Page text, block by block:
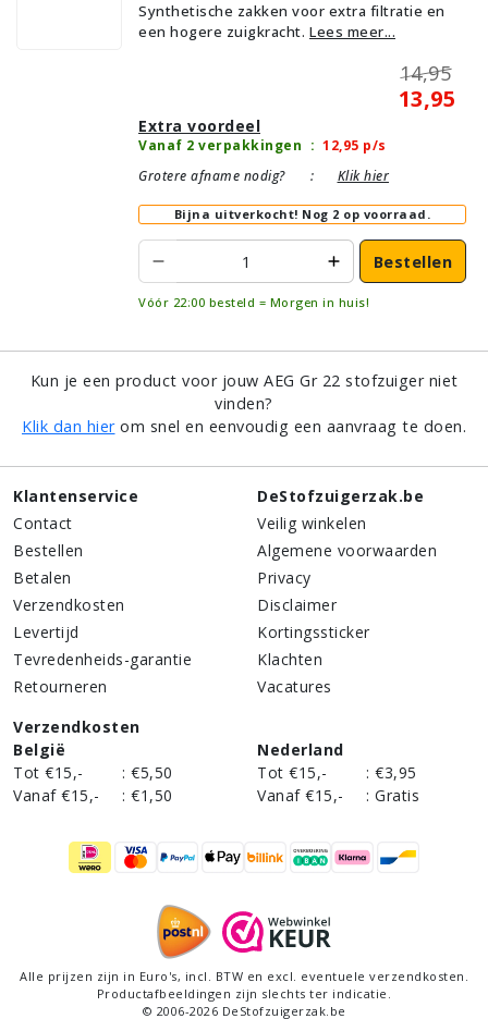
Synthetische zakken voor extra filtratie en
een hogere zuigkracht. Lees meer...
14,95
13,95
Extra voordeel
Vanaf 2 verpakkingen : 12,95 p/s
Grotere afname nodig?
: Klik hier
Bijna uitverkocht! Nog 2 op voorraad.
Bestellen
Vóór 22:00 besteld = Morgen in huis!
Kun je een product voor jouw AEG Gr 22 stofzuiger niet
vinden?
Klik dan hierom snel en eenvoudig een aanvraag te doen.
Klantenservice
Contact
Bestellen
Betalen
Verzendkosten
Levertijd
Tevredenheids-garantie
Retourneren
DeStofzuigerzak.be
Veilig winkelen
Algemene voorwaarden
Privacy
Disclaimer
Kortingssticker
Klachten
Vacatures
Verzendkosten
België
Tot €15,-
: €5,50
Vanaf €15,-
: €1,50
Nederland
Tot €15,-
: €3,95
Vanaf €15,-
: Gratis
Alle prijzen zijn in Euro's, incl . BTW en excl. eventuele verzendkosten.
Productafbeeldingen zijn slechts ter indicatie.
© 2006-2026 DeStofzuigerzak.be